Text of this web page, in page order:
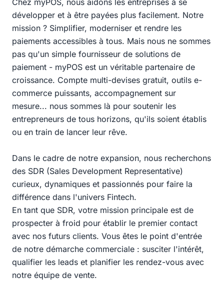
Chez myPOS, nous aidons les entreprises à se
développer et à être payées plus facilement. Notre
mission ? Simplifier, moderniser et rendre les
paiements accessibles à tous. Mais nous ne sommes
pas qu'un simple fournisseur de solutions de
paiement - myPOS est un véritable partenaire de
croissance. Compte multi-devises gratuit, outils e-
commerce puissants, accompagnement sur
mesure... nous sommes là pour soutenir les
entrepreneurs de tous horizons, qu'ils soient établis
ou en train de lancer leur rêve.
Dans le cadre de notre expansion, nous recherchons
des SDR (Sales Development Representative)
curieux, dynamiques et passionnés pour faire la
différence dans l'univers Fintech.
En tant que SDR, votre mission principale est de
prospecter à froid pour établir le premier contact
avec nos futurs clients. Vous êtes le point d'entrée
de notre démarche commerciale : susciter l'intérêt,
qualifier les leads et planifier les rendez-vous avec
notre équipe de vente.